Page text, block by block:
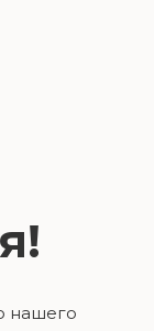
нашего